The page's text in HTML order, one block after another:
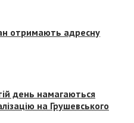
отримають адресну
день намагаються
на Грушевського